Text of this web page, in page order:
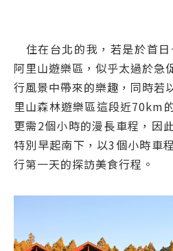
住在台北的我，若是於首
阿里山遊樂區，似乎太過於急
行風景中帶來的樂趣，同時若
里山森林遊樂區這段近70km
更需2個小時的漫長車程，因
特別早起南下，以3個小時車
行第一天的探訪美食行程。